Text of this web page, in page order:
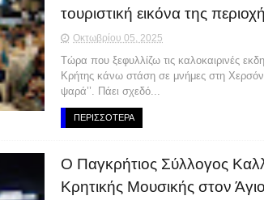
τουριστική εικόνα της
Οκτωβρίου 05, 2025
Τώρα που ξεφυλλίζω τις καλοκαιρινές
Κρήτης κάνω στάση σε μνήμες στη
ψαρά’’. Πάει σχεδό...
ΠΕΡΙΣΣΟΤΕΡΑ
Ο Παγκρήτιος Σύλλογος
Κρητικής Μουσικής στον